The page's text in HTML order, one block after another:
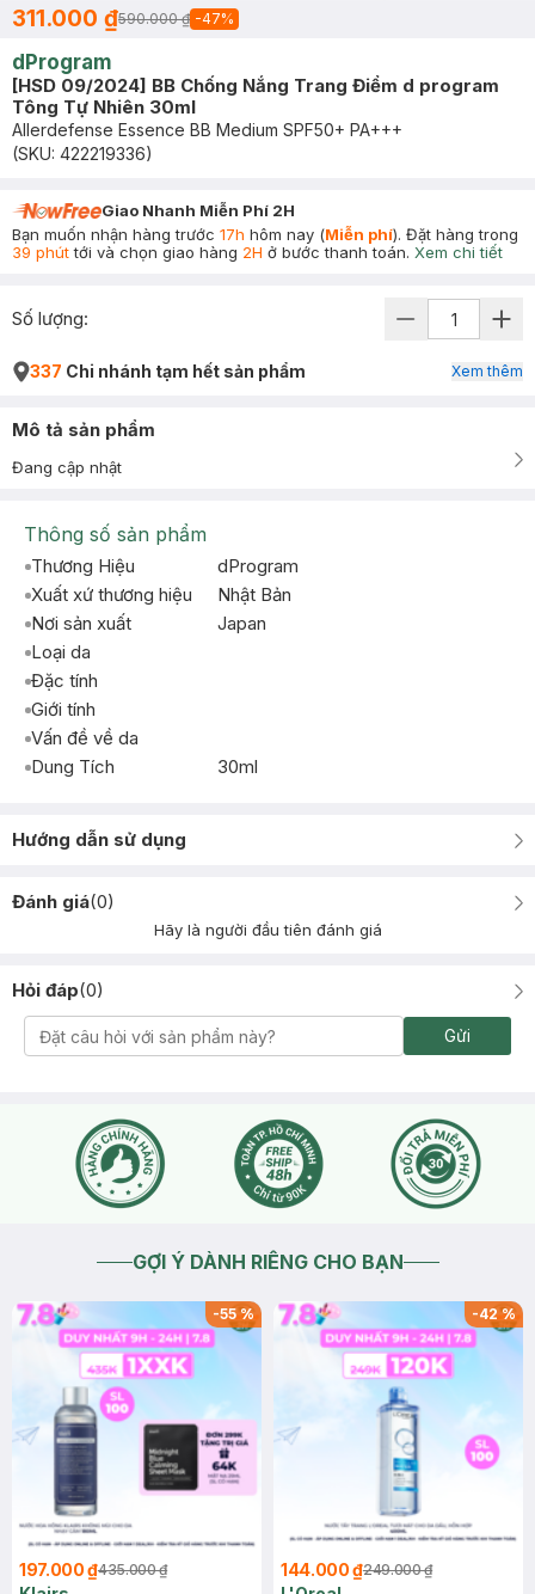
311.000 ₫590.000 ₫ -47%
dProgram
[HSD 09/2024] BB Chống Nắng Trang Điểm d program
Tông Tự Nhiên 30ml
Allerdefense Essence BB Medium SPF50+ PA+++
(SKU: 422219336)
Giao Nhanh Miễn Phí 2H
Bạn muốn nhận hàng trước 17h hôm nay (Miễn phí). Đặt hàng trong
39 phúttới và chọn giao hàng 2H ở bước thanh toán. Xem chi tiết
Số lượng:
337 Chi nhánh tạm hết sản phẩm Xem thêm
Mô tả sản phẩm
Đang cập nhật
Thông số sản phẩm
Thương Hiệu
dProgram
Xuất xứ thương hiệu
Nhật Bản
Nơi sản xuất
Japan
Loại da
Đặc tính
Giới tính
Vấn đề về da
Dung Tích
30ml
Hướng dẫn sử dụng
Đánh giá(0)
Hãy là người đầu tiên đánh giá
Hỏi đáp(0)
Gửi
GỢI Ý DÀNH RIÊNG CHO BẠN
-55%
197.000 ₫435.000 ₫
-42%
144.000 ₫249.000 ₫